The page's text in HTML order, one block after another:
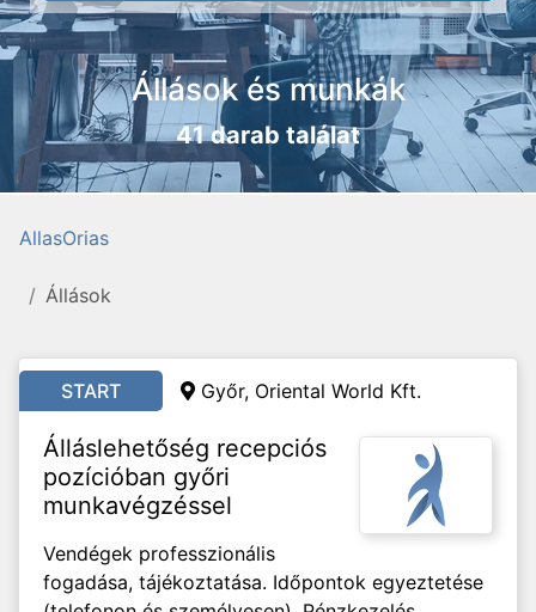
Állások és munkák
41 darab találat
AllasOrias
Állások
START Győr, Oriental World Kft.
Álláslehetőség recepciós
pozícióban győri
munkavégzéssel
Vendégek professzionális
fogadása, tájékoztatása. Időpontok egyeztetése